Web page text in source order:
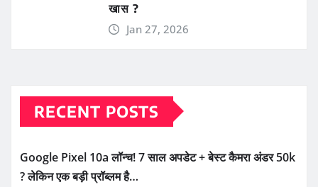
खास ?
Jan 27, 2026
RECENT POSTS
Google Pixel 10a लॉन्च! 7 साल अपडेट + बेस्ट कैमरा अंडर 50k
? लेकिन एक बड़ी प्रॉब्लम है…